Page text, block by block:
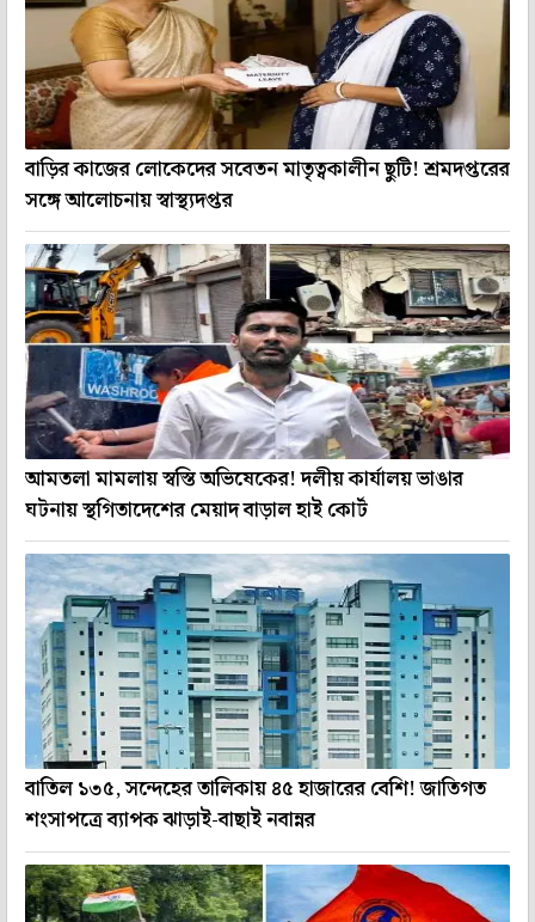
বাড়ির কাজের লোকেদের সবেতন মাতৃত্বকালীন ছুটি! শ্রমদপ্তরের
সঙ্গে আলোচনায় স্বাস্থ্যদপ্তর
আমতলা মামলায় স্বস্তি অভিষেকের! দলীয় কার্যালয় ভাঙার
ঘটনায় স্থগিতাদেশের মেয়াদ বাড়াল হাই কোর্ট
বাতিল ১৩৫, সন্দেহের তালিকায় ৪৫ হাজারের বেশি! জাতিগত
শংসাপত্রে ব্যাপক ঝাড়াই-বাছাই নবান্নর